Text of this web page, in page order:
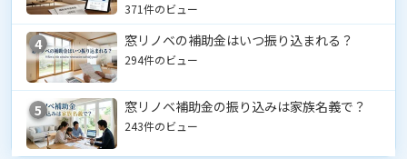
371件のビュー
4 窓リノベの補助金はいつ振り込まれる？
294件のビュー
5 窓リノベ補助金の振り込みは家族名義で？
243件のビュー